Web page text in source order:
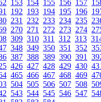
153 154 155 156 157
192 193 194 195 196
231 232 233 234 235
270 271 272 273 274
309 310 311 312 313
348 349 350 351 352
387 388 389 390 391
426 427 428 429 430
465 466 467 468 469
504 505 506 507 508
543 544 545 546 547